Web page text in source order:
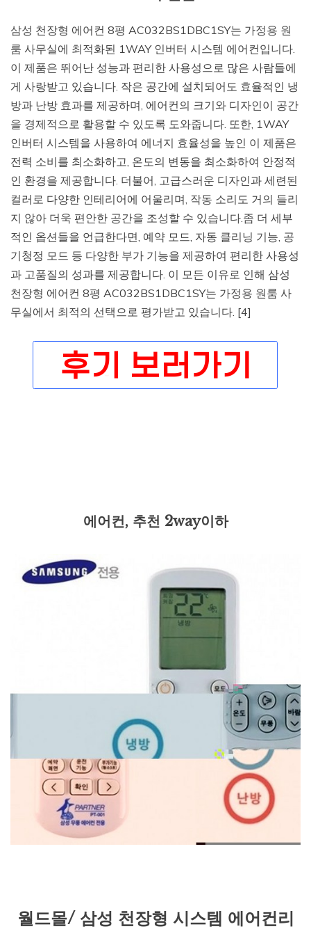
삼성 천장형 에어컨 8평 AC032BS1DBC1SY는 가정용 원
룸 사무실에 최적화된 1WAY 인버터 시스템 에어컨입니다.
이 제품은 뛰어난 성능과 편리한 사용성으로 많은 사람들에
게 사랑받고 있습니다. 작은 공간에 설치되어도 효율적인 냉
방과 난방 효과를 제공하며, 에어컨의 크기와 디자인이 공간
을 경제적으로 활용할 수 있도록 도와줍니다. 또한, 1WAY
인버터 시스템을 사용하여 에너지 효율성을 높인 이 제품은
전력 소비를 최소화하고, 온도의 변동을 최소화하여 안정적
인 환경을 제공합니다. 더불어, 고급스러운 디자인과 세련된
컬러로 다양한 인테리어에 어울리며, 작동 소리도 거의 들리
지 않아 더욱 편안한 공간을 조성할 수 있습니다.좀 더 세부
적인 옵션들을 언급한다면, 예약 모드, 자동 클리닝 기능, 공
기청정 모드 등 다양한 부가 기능을 제공하여 편리한 사용성
과 고품질의 성과를 제공합니다. 이 모든 이유로 인해 삼성
천장형 에어컨 8평 AC032BS1DBC1SY는 가정용 원룸 사
무실에서 최적의 선택으로 평가받고 있습니다. [4]
에어컨, 추천 2way이하
월드몰/ 삼성 천장형 시스템 에어컨리